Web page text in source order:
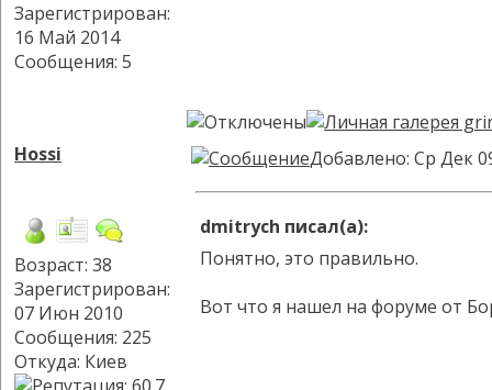
Зарегистрирован:
16 Май 2014
Сообщения: 5
Hossi
Возраст: 38
Зарегистрирован:
07 Июн 2010
Сообщения: 225
Откуда: Киев
Добавлено: Ср Дек
dmitrych писал(а):
Понятно, это правильно.
Вот что я нашел на форуме от